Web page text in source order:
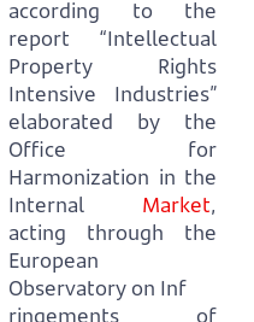
according to the
report “Intellectual
Property Rights
Intensive Industries”
elaborated by the
Office for
Harmonization in the
Internal Market,
acting through the
European
Observatory on Inf
ringements of